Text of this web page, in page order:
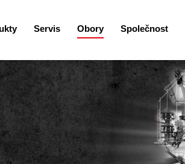
Servis Obory Společnost